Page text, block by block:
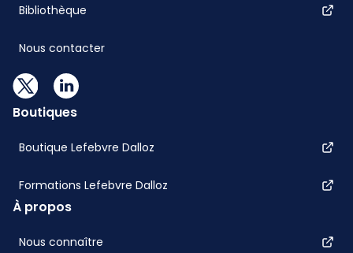
Bibliothèque
Nous contacter
Boutiques
Boutique Lefebvre Dalloz
Formations Lefebvre Dalloz
À propos
Nous connaître